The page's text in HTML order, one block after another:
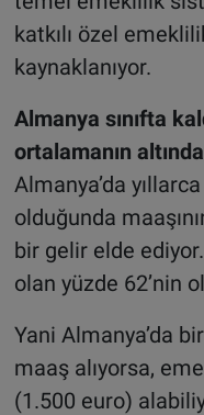
katkılı özel
kaynaklanıyor.
Almanya sınıfta
ortalamanın altında
Almanya’da
olduğunda
bir gelir elde
olan yüzde 62’nin
Yani Almanya’da
maaş alıyorsa,
(1.500 euro)